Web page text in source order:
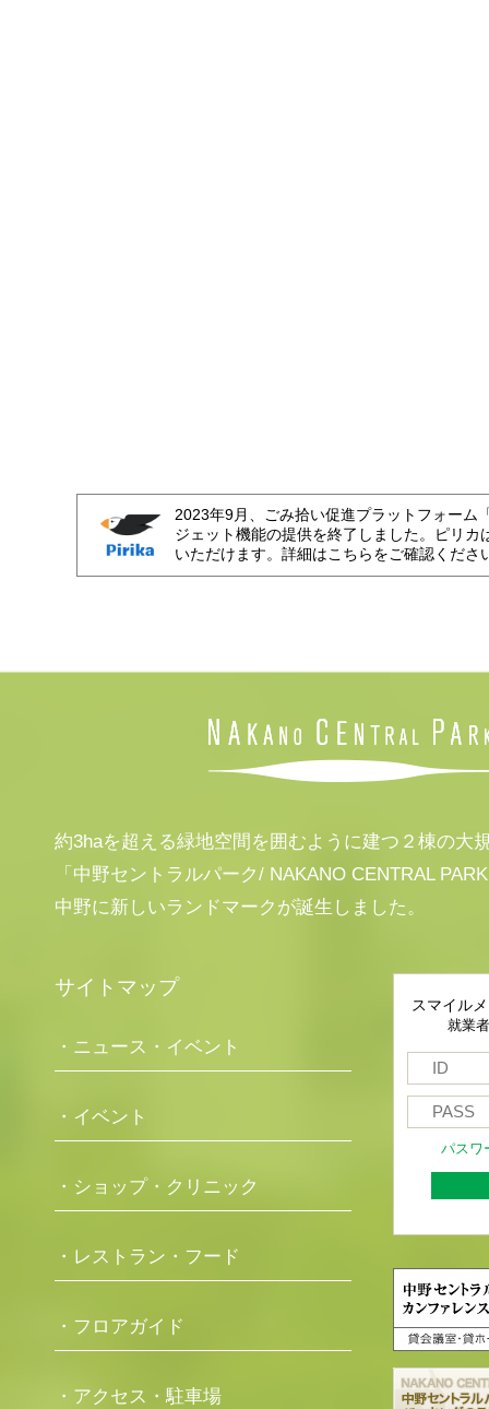
2023年9月、ごみ拾い促進プラットフォーム
ジェット機能の提供を終了しました。ピリカ
いただけます。詳細はこちらをご確認くださ
約3haを超える緑地空間を囲むように建つ２棟の大
「中野セントラルパーク/ NAKANO CENTRAL
中野に新しいランドマークが誕生しました。
サイトマップ
・ニュース・イベント
・イベント
・ショップ・クリニック
・レストラン・フード
・フロアガイド
・アクセス・駐車場
スマイル
就業
パスワ